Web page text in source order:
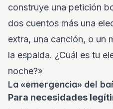
construye una petición
dos cuentos más una
extra, una canción, o un
la espalda. ¿Cuál es tu
noche?»
La «emergencia» del
Para necesidades